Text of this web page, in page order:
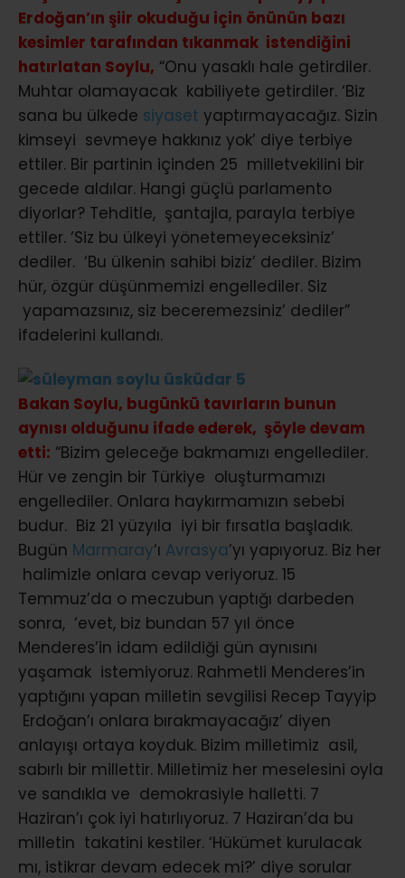
Erdoğan’ın şiir okuduğu için önünün bazı
kesimler tarafından tıkanmak istendiğini
hatırlatan Soylu, “Onu yasaklı hale getirdiler.
Muhtar olamayacak kabiliyete getirdiler. ‘Biz
sana bu ülkede siyaset yaptırmayacağız. Sizin
kimseyi sevmeye hakkınız yok’ diye terbiye
ettiler. Bir partinin içinden 25 milletvekilini bir
gecede aldılar. Hangi güçlü parlamento
diyorlar? Tehditle, şantajla, parayla terbiye
ettiler. ‘Siz bu ülkeyi yönetemeyeceksiniz’
dediler. ‘Bu ülkenin sahibi biziz’ dediler. Bizim
hür, özgür düşünmemizi engellediler. Siz
yapamazsınız, siz beceremezsiniz’ dediler”
ifadelerini kullandı.
Bakan Soylu, bugünkü tavırların bunun
aynısı olduğunu ifade ederek, şöyle devam
etti: “Bizim geleceğe bakmamızı engellediler.
Hür ve zengin bir Türkiye oluşturmamızı
engellediler. Onlara haykırmamızın sebebi
budur. Biz 21 yüzyıla iyi bir fırsatla başladık.
Bugün Marmaray‘ı Avrasya’yı yapıyoruz. Biz her
halimizle onlara cevap veriyoruz. 15
Temmuz’da o meczubun yaptığı darbeden
sonra, ‘evet, biz bundan 57 yıl önce
Menderes’in idam edildiği gün aynısını
yaşamak istemiyoruz. Rahmetli Menderes’in
yaptığını yapan milletin sevgilisi Recep Tayyip
Erdoğan’ı onlara bırakmayacağız’ diyen
anlayışı ortaya koyduk. Bizim milletimiz asil,
sabırlı bir millettir. Milletimiz her meselesini oyla
ve sandıkla ve demokrasiyle halletti. 7
Haziran’ı çok iyi hatırlıyoruz. 7 Haziran’da bu
milletin takatini kestiler. ‘Hükümet kurulacak
mı, istikrar devam edecek mi?’ diye sorular